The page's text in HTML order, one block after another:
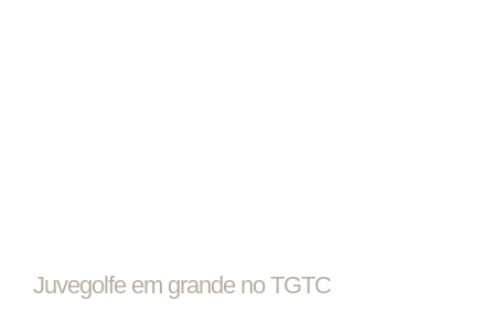
Juvegolfe em grande no TGTC